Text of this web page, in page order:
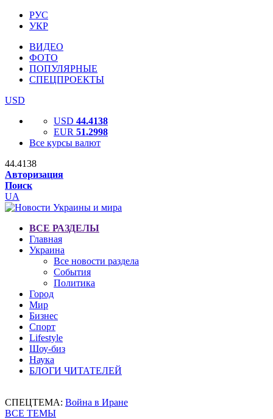
РУС
УКР
ВИДЕО
ФОТО
ПОПУЛЯРНЫЕ
СПЕЦПРОЕКТЫ
USD
USD 44.4138
EUR 51.2998
Все курсы валют
44.4138
Авторизация
Поиск
UA
ВСЕ РАЗДЕЛЫ
Главная
Украина
Все новости раздела
События
Политика
Город
Мир
Бизнес
Спорт
Lifestyle
Шоу-биз
Наука
БЛОГИ ЧИТАТЕЛЕЙ
СПЕЦТЕМА: Война в Иране
ВСЕ ТЕМЫ